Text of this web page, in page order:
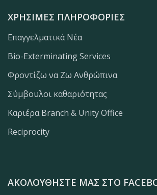
ΧΡΉΣΙΜΕΣ ΠΛΗΡΟΦΟΡΊΕΣ
Επαγγελματικά Νέα
Bio-Exterminating Services
Φροντίζω να Ζω Ανθρώπινα
Σύμβουλοι καθαριότητας
Καριέρα Branch & Unity Office
Reciprocity
ΑΚΟΛΟΥΘΉΣΤΕ ΜΑΣ ΣΤΟ